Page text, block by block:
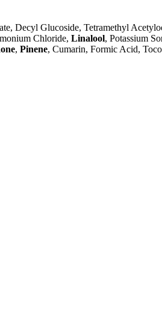
Decyl Glucoside, Tetramethyl
Chloride, Linalool, Potassium
, Pinene, Cumarin, Formic Acid,